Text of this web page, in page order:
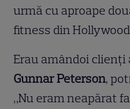
urmă cu aproape
fitness din
Erau amândoi
Gunnar Peterson,
„Nu eram neapărat